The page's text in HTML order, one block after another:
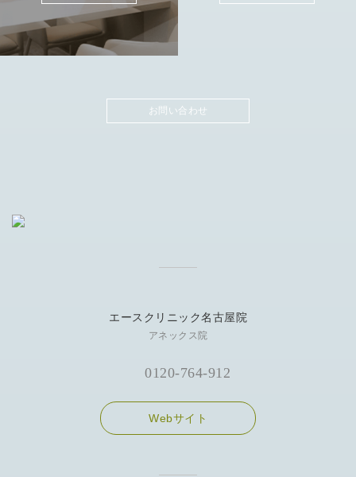
お問い合わせ
エースクリニック名古屋院
アネックス院
0120-764-912
Webサイト